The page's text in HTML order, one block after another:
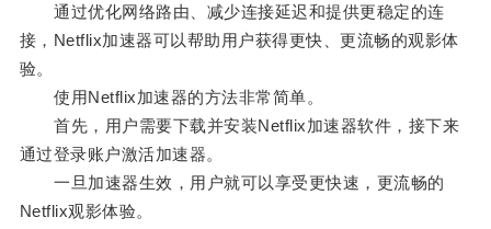
通过优化网络路由、减少连接延迟和提供更稳定的连
接，Netflix加速器可以帮助用户获得更快、更流畅的观影体
验。
使用Netflix加速器的方法非常简单。
首先，用户需要下载并安装Netflix加速器软件，接下来
通过登录账户激活加速器。
一旦加速器生效，用户就可以享受更快速，更流畅的
Netflix观影体验。